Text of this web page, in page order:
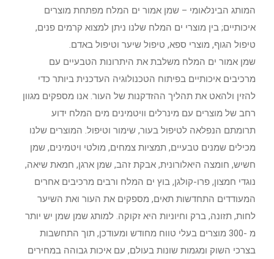
המותג הבינלאומי – שמן אמור ים המלח מפתחת מוצרים
איכותיים; בין מוצרי ים המלח שלנו ניתן למצוא קרמים פנים,
טיפול הגוף, מוצרי ספא, טיפול שיער וטיפול באדם.
שמן אמור ים המלח משלבת את היתרונות הטבעיים עם
מרכיבים איכותיים בפיתוח הטכנולוגיה העדכנית ביותר כדי
להזין ולהאט את תהליך ההזדקנות של העור. אנו מספקים מגוון
רחב של מוצרים עם מינרלים וויטמינים מים המלח ידוע
תרומתם הנפלאה לטיפול בעור, שימור וטיפול. המוצרים שלנו
מכילים שמנים טבעיים, תמציות צמחים, מולטי ויטמינים, שמן
חשיש, חומצה היאלורונית, אבקת זהב, שמן ארגן, חמאת שיאה,
נוגדי חמצון, פרו-קולגן, בוץ ים המלח ורבים מרכיבים אחרים
המעודדים התחדשות תאים, מספקים את העור ואת השיער
לחות, תזונה, ברק וחיוניות היא זקוקה. למותג שמן שמן יש יותר
מ -300 מוצרים בעלי טווח מחודש ומעודכן, תוך התחשבות
בצרכי השוק ומגמות שונות בעולם, עם איכות גבוהה במחירים